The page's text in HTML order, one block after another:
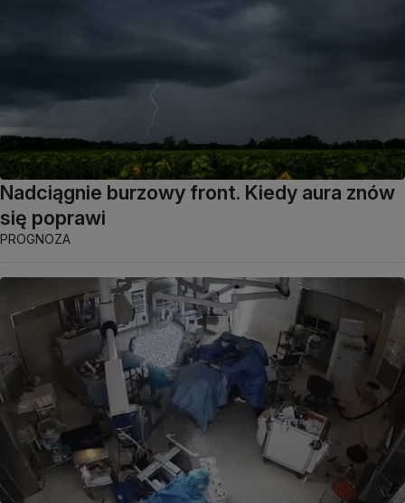
Nadciągnie burzowy front. Kiedy aura znów
się poprawi
PROGNOZA